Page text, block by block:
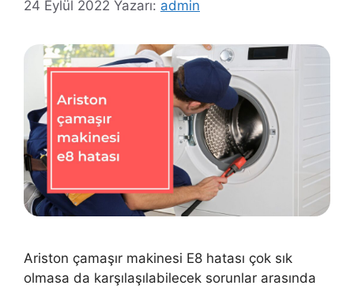
24 Eylül 2022 Yazarı: admin
Ariston çamaşır makinesi E8 hatası çok sık
olmasa da karşılaşılabilecek sorunlar arasında